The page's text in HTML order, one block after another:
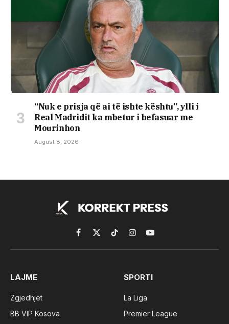
“Nuk e prisja që ai të ishte kështu”, ylli i
Real Madridit ka mbetur i befasuar me
Mourinhon
August 8, 2026
Facebook
X
(Twitter)
TikTokInstagramYouTube
LAJME
Zgjedhjet
BB VIP Kosova
SPORTI
La Liga
Premier League